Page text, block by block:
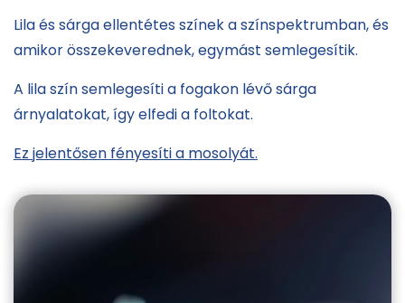
Lila és sárga ellentétes színek a színspektrumban, és
amikor összekeverednek, egymást semlegesítik.
A lila szín semlegesíti a fogakon lévő sárga
árnyalatokat, így elfedi a foltokat.
Ez jelentősen fényesíti a mosolyát.